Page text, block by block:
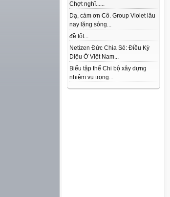
Chợt nghĩ......
Dạ, cảm ơn Cô. Group Violet lâu
nay lặng sóng...
đề tốt...
Netizen Đức Chia Sẻ: Điều Kỳ
Diệu Ở Việt Nam...
Biểu tập thể Chi bộ xây dựng
nhiệm vụ trọng...